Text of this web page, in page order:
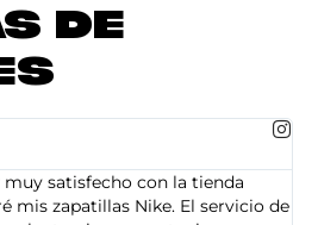
DE
satisfecho con la tienda
mis zapatillas Nike. El servicio de